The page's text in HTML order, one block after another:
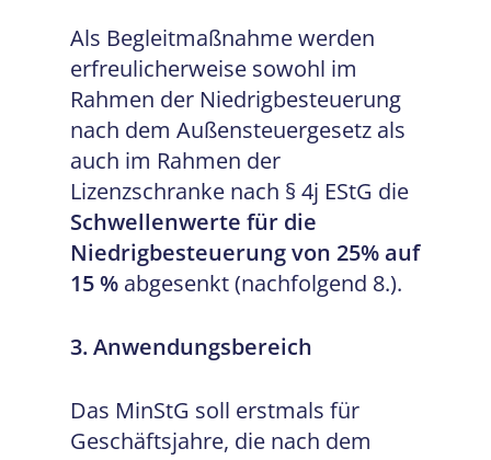
Als Begleitmaßnahme werden
erfreulicherweise sowohl im
Rahmen der Niedrigbesteuerung
nach dem Außensteuergesetz als
auch im Rahmen der
Lizenzschranke nach § 4j EStG die
Schwellenwerte für die
Niedrigbesteuerung von 25% auf
15 % abgesenkt (nachfolgend 8.).
3. Anwendungsbereich
Das MinStG soll erstmals für
Geschäftsjahre, die nach dem